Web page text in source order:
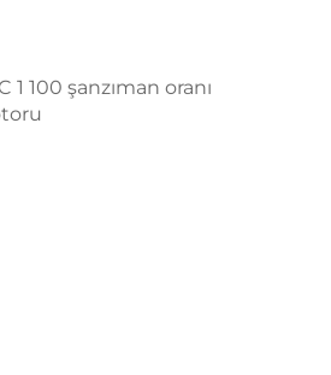
100 şanzıman oranı